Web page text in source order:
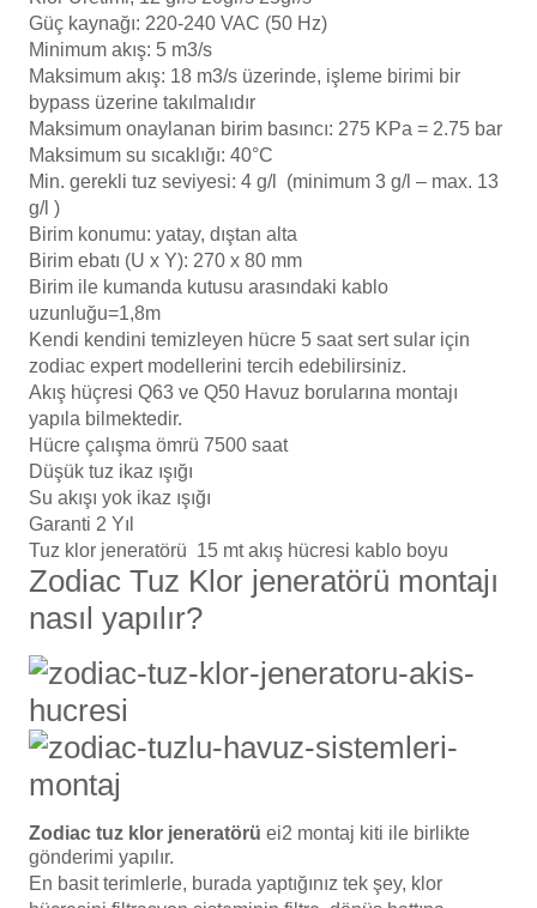
Güç kaynağı: 220-240 VAC (50 Hz)
Minimum akış: 5 m3/s
Maksimum akış: 18 m3/s üzerinde, işleme birimi bir
bypass üzerine takılmalıdır
Maksimum onaylanan birim basıncı: 275 KPa = 2.75 bar
Maksimum su sıcaklığı: 40°C
Min. gerekli tuz seviyesi: 4 g/l (minimum 3 g/l – max. 13
g/l )
Birim konumu: yatay, dıştan alta
Birim ebatı (U x Y): 270 x 80 mm
Birim ile kumanda kutusu arasındaki kablo
uzunluğu=1,8m
Kendi kendini temizleyen hücre 5 saat sert sular için
zodiac expert modellerini tercih edebilirsiniz.
Akış hüçresi Q63 ve Q50 Havuz borularına montajı
yapıla bilmektedir.
Hücre çalışma ömrü 7500 saat
Düşük tuz ikaz ışığı
Su akışı yok ikaz ışığı
Garanti 2 Yıl
Tuz klor jeneratörü 15 mt akış hücresi kablo boyu
Zodiac Tuz Klor jeneratörü montajı
nasıl yapılır?
Zodiac tuz klor jeneratörü ei2 montaj kiti ile birlikte
gönderimi yapılır.
En basit terimlerle, burada yaptığınız tek şey, klor